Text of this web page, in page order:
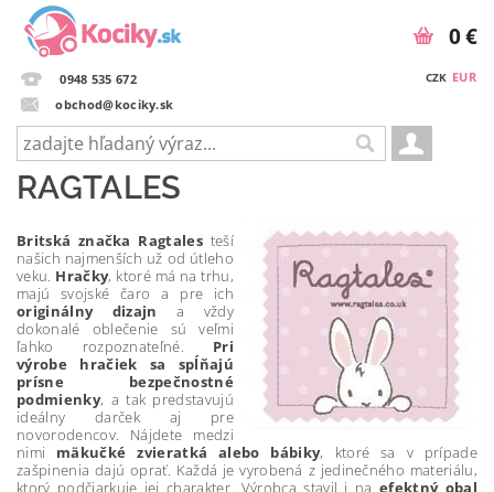
0948 535 672
obchod@kociky.sk
CZK EUR
0 €
RAGTALES
Britská značka Ragtales teší
našich najmenších už od útleho
veku. Hračky, ktoré má na trhu,
majú svojské čaro a pre ich
originálny dizajn a vždy
dokonalé oblečenie sú veľmi
ľahko rozpoznateľné. Pri
výrobe hračiek sa spĺňajú
prísne bezpečnostné
podmienky, a tak predstavujú
ideálny darček aj pre
novorodencov. Nájdete medzi
nimi mäkučké zvieratká alebo bábiky, ktoré sa v prípade
zašpinenia dajú oprať. Každá je vyrobená z jedinečného materiálu,
ktorý podčiarkuje jej charakter. Výrobca stavil i naefektný obal